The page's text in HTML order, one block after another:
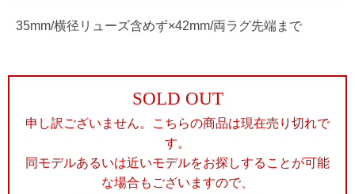
35mm/横径リューズ含めず×42mm/両ラグ先端まで
SOLD OUT
申し訳ございません。こちらの商品は現在売り切れで
す。
同モデルあるいは近いモデルをお探しすることが可能
な場合もございますので、